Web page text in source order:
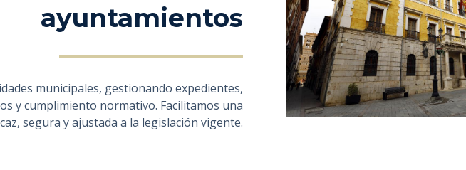
ayuntamientos
municipales, gestionando expedientes,
y cumplimiento normativo. Facilitamos una
segura y ajustada a la legislación vigente.